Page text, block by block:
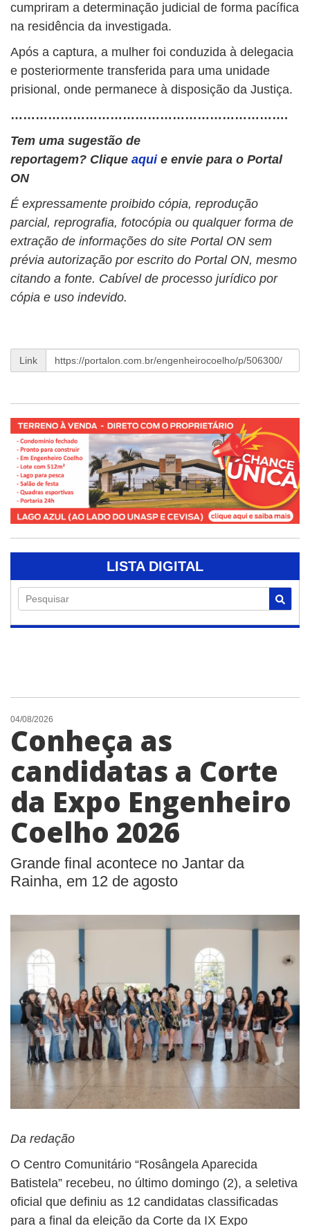
cumpriram a determinação judicial de forma pacífica
na residência da investigada.
Após a captura, a mulher foi conduzida à delegacia
e posteriormente transferida para uma unidade
prisional, onde permanece à disposição da Justiça.
………………………………………………………….
Tem uma sugestão de
reportagem? Clique aqui e envie para o Portal
ON
É expressamente proibido cópia, reprodução
parcial, reprografia, fotocópia ou qualquer forma de
extração de informações do site Portal ON sem
prévia autorização por escrito do Portal ON, mesmo
citando a fonte. Cabível de processo jurídico por
cópia e uso indevido.
Link
LISTA DIGITAL
Pesquisar
04/08/2026
Conheça as
candidatas a Corte
da Expo Engenheiro
Coelho 2026
Grande final acontece no Jantar da
Rainha, em 12 de agosto
Da redação
O Centro Comunitário “Rosângela Aparecida
Batistela” recebeu, no último domingo (2), a seletiva
oficial que definiu as 12 candidatas classificadas
para a final da eleição da Corte da IX Expo